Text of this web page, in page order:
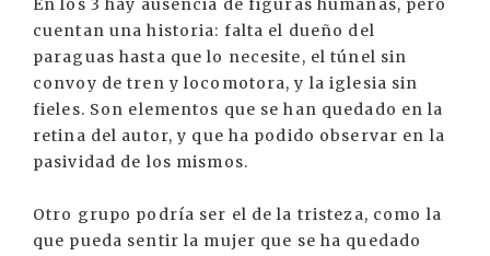
En los 3 hay ausencia de figuras humanas, pero
cuentan una historia: falta el dueño del
paraguas hasta que lo necesite, el túnel sin
convoy de tren y locomotora, y la iglesia sin
fieles. Son elementos que se han quedado en la
retina del autor, y que ha podido observar en la
pasividad de los mismos.
Otro grupo podría ser el de la tristeza, como la
que pueda sentir la mujer que se ha quedado